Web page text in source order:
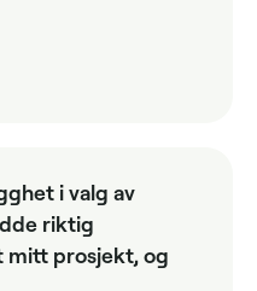
i valg av
riktig
mitt prosjekt, og